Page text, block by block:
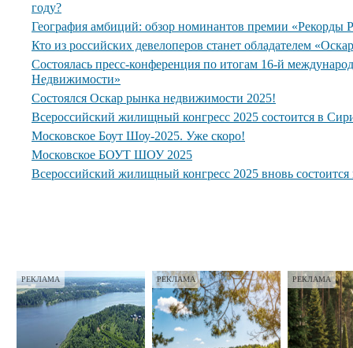
году?
География амбиций: обзор номинантов премии
Кто из российских девелоперов станет обладателем
Состоялась пресс-конференция по итогам 16-й
Недвижимости»
Состоялся Оскар рынка недвижимости 2025!
Всероссийский жилищный конгресс 2025 состоится в
Московское Боут Шоу-2025. Уже скоро!
Московское БОУТ ШОУ 2025
Всероссийский жилищный конгресс 2025 вновь
РЕКЛАМА РЕКЛАМА РЕКЛАМА